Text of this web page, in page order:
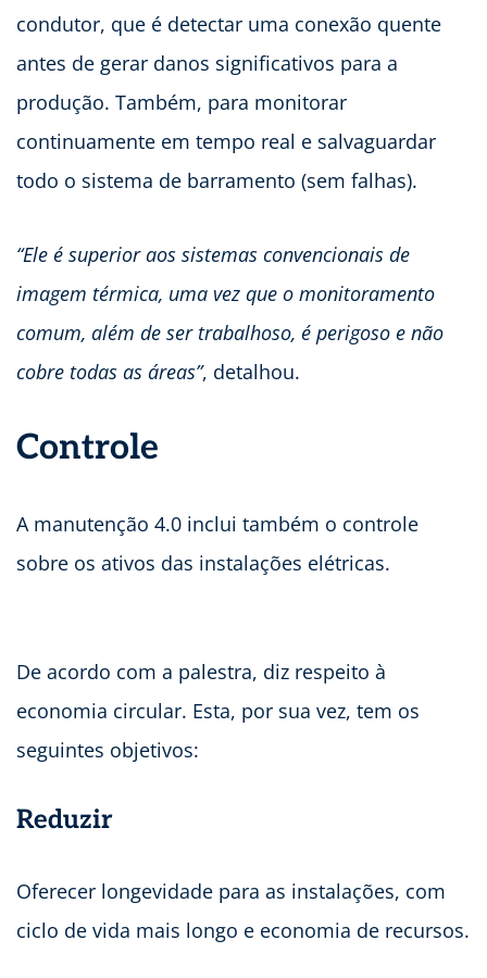
condutor, que é detectar uma conexão quente
antes de gerar danos significativos para a
produção. Também, para monitorar
continuamente em tempo real e salvaguardar
todo o sistema de barramento (sem falhas).
“Ele é superior aos sistemas convencionais de
imagem térmica, uma vez que o monitoramento
comum, além de ser trabalhoso, é perigoso e não
cobre todas as áreas”, detalhou.
Controle
A manutenção 4.0 inclui também o controle
sobre os ativos das instalações elétricas.
De acordo com a palestra, diz respeito à
economia circular. Esta, por sua vez, tem os
seguintes objetivos:
Reduzir
Oferecer longevidade para as instalações, com
ciclo de vida mais longo e economia de recursos.